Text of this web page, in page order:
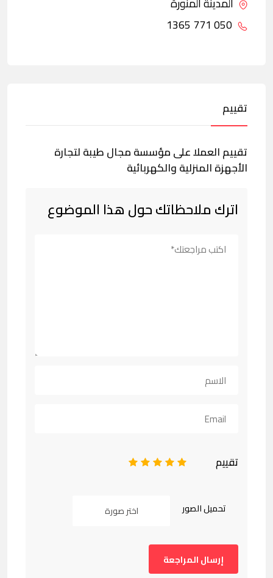
تقييم
تقييم العملا على مؤسسة مجال طيبة لتجارة
الأجهزة المنزلية والكهربائية
اترك ملاحظاتك حول هذا الموضوع
تقييم 5
4
3
2
تحميل الصور اختر صورة